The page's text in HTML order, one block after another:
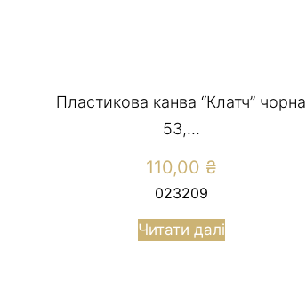
Пластикова канва “Клатч” чорна
53,...
110,00 ₴
023209
Читати далі